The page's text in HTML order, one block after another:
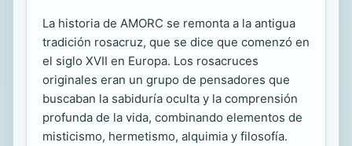
La historia de AMORC se remonta a la antigua
tradición rosacruz, que se dice que comenzó en
el siglo XVII en Europa. Los rosacruces
originales eran un grupo de pensadores que
buscaban la sabiduría oculta y la comprensión
profunda de la vida, combinando elementos de
misticismo, hermetismo, alquimia y filosofía.